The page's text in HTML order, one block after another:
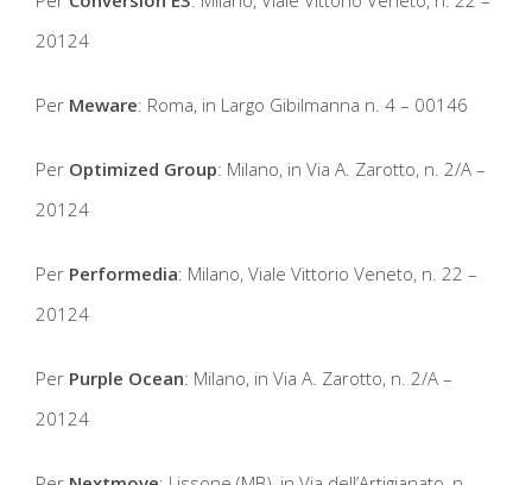
20124
Per Meware: Roma, in Largo Gibilmanna n. 4 – 00146
Per Optimized Group: Milano, in Via A. Zarotto, n. 2/A –
20124
Per Performedia: Milano, Viale Vittorio Veneto, n. 22 –
20124
Per Purple Ocean: Milano, in Via A. Zarotto, n. 2/A –
20124